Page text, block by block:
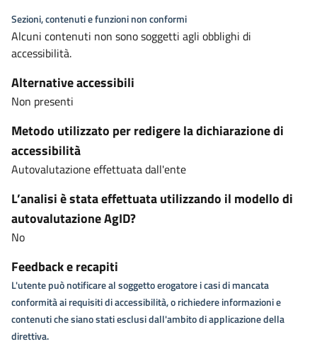
Sezioni, contenuti e funzioni non conformi
Alcuni contenuti non sono soggetti agli obblighi di
accessibilità.
Alternative accessibili
Non presenti
Metodo utilizzato per redigere la dichiarazione di
accessibilità
Autovalutazione effettuata dall'ente
L’analisi è stata effettuata utilizzando il modello di
autovalutazione AgID?
No
Feedback e recapiti
L'utente può notificare al soggetto erogatore i casi di mancata
conformità ai requisiti di accessibilità, o richiedere informazioni e
contenuti che siano stati esclusi dall'ambito di applicazione della
direttiva.